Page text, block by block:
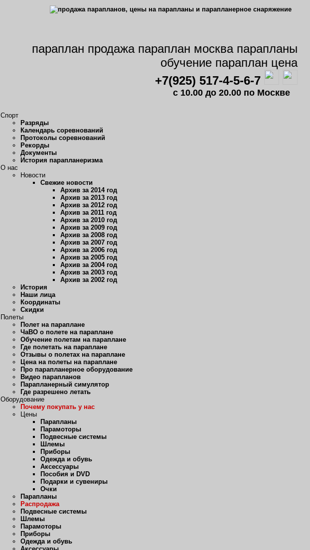
+7(925) 517-4-5-6-7
c 10.00 до 20.00 по Москве
Спорт
Разряды
Календарь соревнований
Протоколы соревнований
Рекорды
Документы
История парапланеризма
О нас
Новости
Свежие новости
Архив за 2014 год
Архив за 2013 год
Архив за 2012 год
Архив за 2011 год
Архив за 2010 год
Архив за 2009 год
Архив за 2008 год
Архив за 2007 год
Архив за 2006 год
Архив за 2005 год
Архив за 2004 год
Архив за 2003 год
Архив за 2002 год
История
Наши лица
Координаты
Скидки
Полеты
Полет на параплане
ЧаВО о полете на параплане
Обучение полетам на параплане
Где полетать на параплане
Отзывы о полетах на параплане
Цена на полеты на параплане
Про парапланерное оборудование
Видео парапланов
Парапланерный симулятор
Где разрешено летать
Оборудование
Почему покупать у нас
Цены
Парапланы
Парамоторы
Подвесные системы
Шлемы
Приборы
Одежда и обувь
Аксессуары
Пособия и DVD
Подарки и сувениры
Очки
Парапланы
Распродажа
Подвесные системы
Шлемы
Парамоторы
Приборы
Одежда и обувь